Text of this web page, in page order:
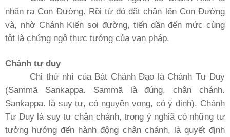
nhận ra Con Ðường. Rồi từ đó đặt chân lên Con Ðường
và, nhờ Chánh Kiến soi đường, tiến dần đến mức cùng
tột là chứng ngộ thực tướng của vạn pháp.
Chánh tư duy
Chi thứ nhì của Bát Chánh Ðạo là Chánh Tư Duy
(Sammã Sankappa. Sammã là đúng, chân chánh.
Sankappa. là suy tư, có nguyện vọng, có ý định). Chánh
Tư Duy là suy tư chân chánh, trong ý nghiã có những tư
tưởng hướng đến hành động chân chánh, là quyết định